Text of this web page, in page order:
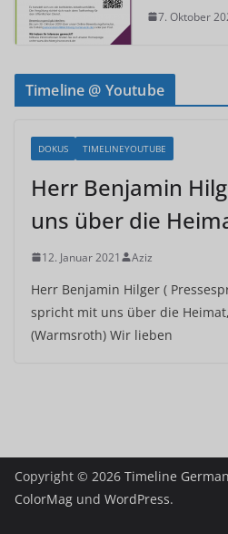
7. Oktober
Timeline @ Youtube
DOKUS TIMELINEYOUTUBE
Herr Benjamin
uns über die
12. Januar 2021 Aziz
Herr Benjamin Hilger (
spricht mit uns über die
(Warmsroth) Wir lieben
Copyright © 2026 Timeline
ColorMag und WordPress.